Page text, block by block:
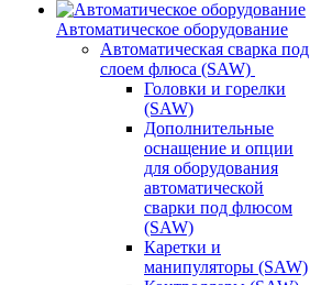
Автоматическое оборудование
Автоматическая сварка под
слоем флюса (SAW)
Головки и горелки
(SAW)
Дополнительные
оснащение и опции
для оборудования
автоматической
сварки под флюсом
(SAW)
Каретки и
манипуляторы (SAW)